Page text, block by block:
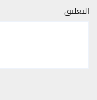
التعليق